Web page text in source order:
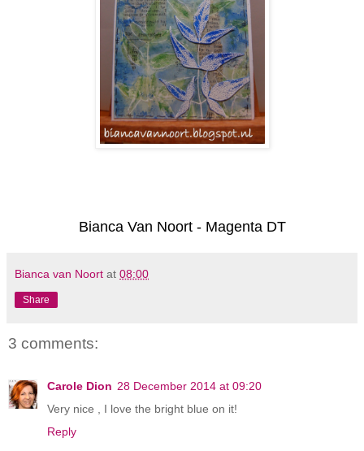
Bianca Van Noort - Magenta DT
Bianca van Noort at 08:00
Share
3 comments:
Carole Dion 28 December 2014 at 09:20
Very nice , I love the bright blue on it!
Reply